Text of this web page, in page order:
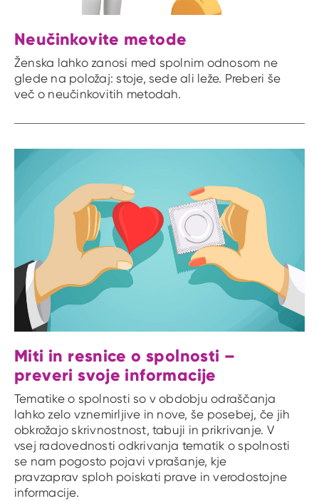
Neučinkovite metode
Ženska lahko zanosi med spolnim odnosom ne
glede na položaj: stoje, sede ali leže. Preberi še
več o neučinkovitih metodah.
Miti in resnice o spolnosti –
preveri svoje informacije
Tematike o spolnosti so v obdobju odraščanja
lahko zelo vznemirljive in nove, še posebej, če jih
obkrožajo skrivnostnost, tabuji in prikrivanje. V
vsej radovednosti odkrivanja tematik o spolnosti
se nam pogosto pojavi vprašanje, kje
pravzaprav sploh poiskati prave in verodostojne
informacije.